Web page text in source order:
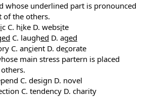
whose underlined part is pronounced
the others.
ic C. hike D. website
ed C. laughed D. aged
C. ancient D. decorate
main stress partern is placed
C. design D. novel
C. tendency D. charity